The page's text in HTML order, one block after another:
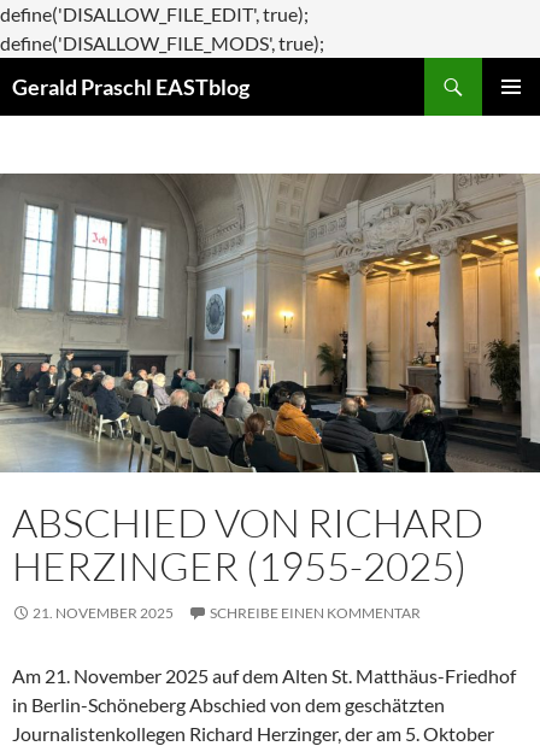
define('DISALLOW_FILE_EDIT', true);
define('DISALLOW_FILE_MODS', true);
Gerald Praschl EASTblog
ABSCHIED VON RICHARD
HERZINGER (1955-2025)
21. NOVEMBER 2025 SCHREIBE EINEN KOMMENTAR
Am 21. November 2025 auf dem Alten St. Matthäus-Friedhof
in Berlin-Schöneberg Abschied von dem geschätzten
Journalistenkollegen Richard Herzinger, der am 5. Oktober